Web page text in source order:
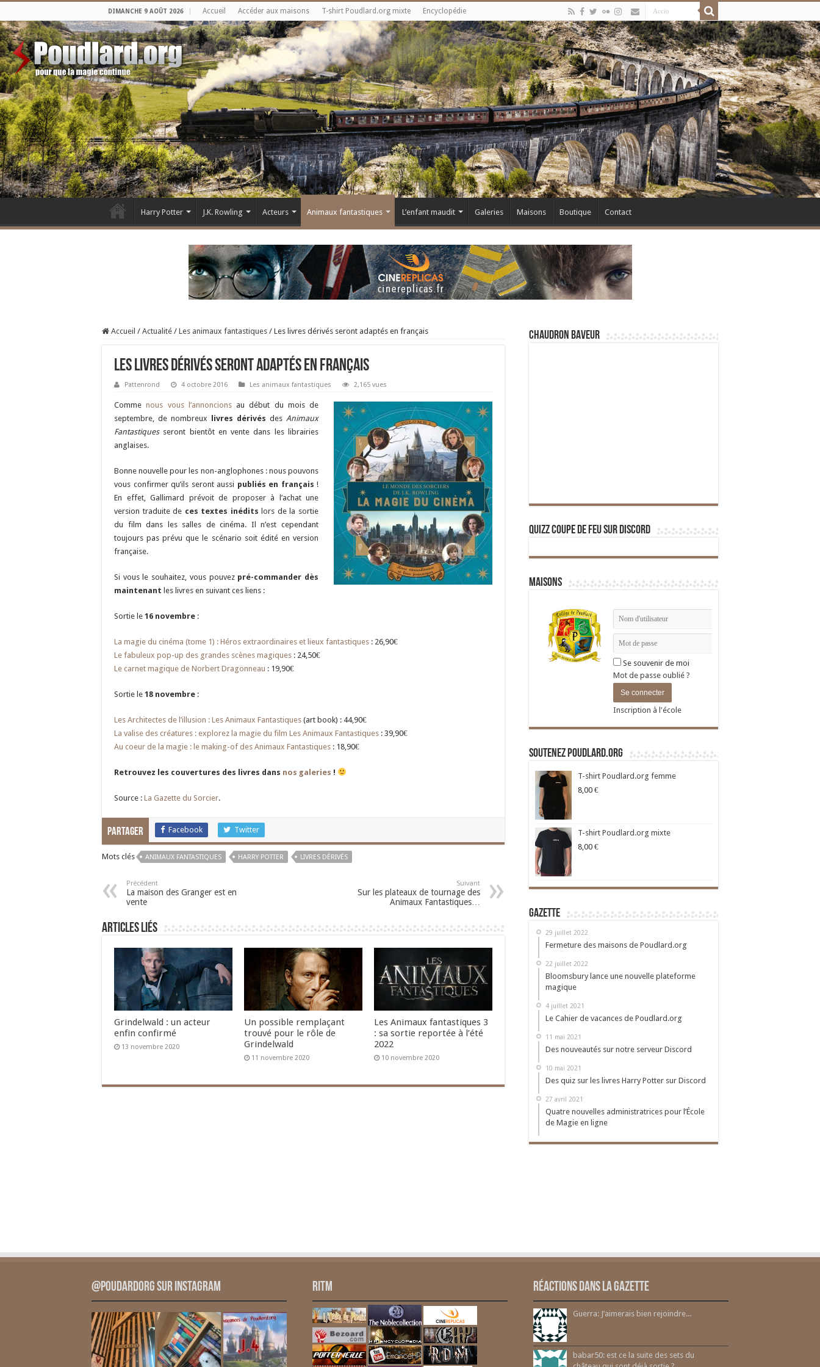
DIMANCHE 9 AOÛT 2026 Accueil Accéder aux maisons T-shirt Poudlard.org mixte Encyclopédie
Harry Potter J.K. Rowling Acteurs Animaux fantastiques L’enfant maudit Galeries Maisons Boutique Contact
Accueil / Actualité / Les animaux fantastiques / Les livres dérivés seront adaptés en français
Les livres dérivés seront adaptés en français
Pattenrond 4 octobre 2016 Les animaux fantastiques 2,165 vues
Commenous vous l’annoncionsau début du mois de
septembre, de nombreux
livres dérivés des Animaux
Fantastiquesseront bientôt en vente dans les librairies
anglaises.
Bonne nouvelle pour les non-anglophones : nous pouvons
vous confirmer qu’ils seront aussi publiés en français !
En effet, Gallimard prévoit de proposer à l’achat une
version traduite de ces textes inédits lors de la sortie
du film dans les salles de cinéma. Il n’est cependant
toujours pas prévu que le scénario soit édité en version
française.
Si vous le souhaitez, vous pouvez pré-commander dès
maintenant les livres en suivant ces liens :
Sortie le 16 novembre :
La magie du cinéma (tome 1) : Héros extraordinaires et lieux fantastiques : 26,90€
Le fabuleux pop-up des grandes scènes magiques : 24,50€
Le carnet magique de Norbert Dragonneau : 19,90€
Sortie le 18 novembre :
Les Architectes de l’illusion : Les Animaux Fantastiques (art book) : 44,90€
La valise des créatures : explorez la magie du film Les Animaux Fantastiques : 39,90€
Au coeur de la magie : le making-of des Animaux Fantastiques : 18,90€
Retrouvez les couvertures des livres dans nos galeries !
Source : La Gazette du Sorcier.
Partager Facebook Twitter
Mots clés ANIMAUX FANTASTIQUES HARRY POTTER LIVRES DÉRIVÉS
Précédent
La maison des Granger est en
vente
Suivant
Sur les plateaux de tournage des
Animaux Fantastiques…
Articles liés
Grindelwald : un acteur
enfin confirmé
13 novembre 2020
Un possible remplaçant
trouvé pour le rôle de
Grindelwald
11 novembre 2020
Les Animaux fantastiques 3
: sa sortie reportée à l’été
2022
10 novembre 2020
Chaudron Baveur
Quizz Coupe de Feu sur Discord
Maisons
Se souvenir de moi
Mot de passe oublié ?
Inscription à l'école
Soutenez Poudlard.org
T-shirt Poudlard.org femme
8,00 €
T-shirt Poudlard.org mixte
8,00 €
Gazette
29 juillet 2022
Fermeture des maisons de Poudlard.org
22 juillet 2022
Bloomsbury lance une nouvelle plateforme
magique
4 juillet 2021
Le Cahier de vacances de Poudlard.org
11 mai 2021
Des nouveautés sur notre serveur Discord
10 mai 2021
Des quiz sur les livres Harry Potter sur Discord
27 avril 2021
Quatre nouvelles administratrices pour l’École
de Magie en ligne
@PoudardOrg sur Instagram RITM Réactions dans la gazette
Guerra: J’aimerais bien rejoindre...
babar50: est ce la suite des sets du